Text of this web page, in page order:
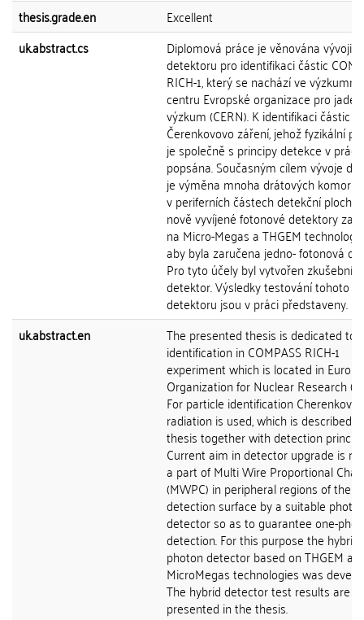
thesis.grade.en
Excellent
uk.abstract.cs
Diplomová práce je věnována vývoji
detektoru pro identifikaci částic
RICH-1, který se nachází ve
centru Evropské organizace pro
výzkum (CERN). K identifikaci částic
Čerenkovovo záření, jehož fyzikální
je společně s principy detekce v práci
popsána. Současným cílem vývoje
je výměna mnoha drátových komor
v periferních částech detekční plochy
nově vyvíjené fotonové detektory
na Micro-Megas a THGEM
aby byla zaručena jedno- fotonová
Pro tyto účely byl vytvořen zkušební
detektor. Výsledky testování tohoto
detektoru jsou v práci představeny.
uk.abstract.en
The presented thesis is dedicated to
identification in COMPASS RICH-1
experiment which is located in
Organization for Nuclear Research
For particle identification Cherenkov
radiation is used, which is described
thesis together with detection
Current aim in detector upgrade is
a part of Multi Wire Proportional
(MWPC) in peripheral regions of the
detection surface by a suitable
detector so as to guarantee one-
detection. For this purpose the hybrid
photon detector based on THGEM
MicroMegas technologies was
The hybrid detector test results are
presented in the thesis.